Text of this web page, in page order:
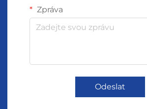
Zpráva
Odeslat